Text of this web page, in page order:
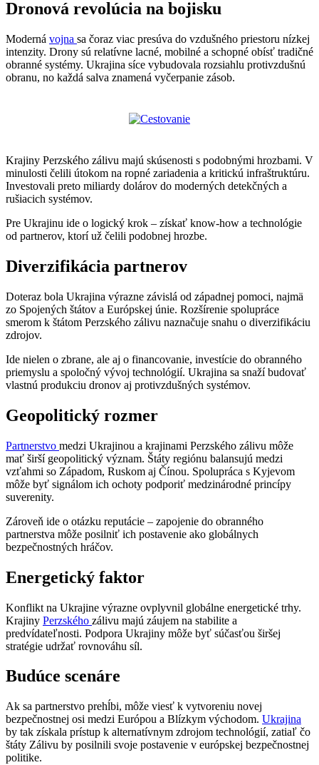
Dronová revolúcia na bojisku
Moderná vojna sa čoraz viac presúva do vzdušného priestoru nízkej
intenzity. Drony sú relatívne lacné, mobilné a schopné obísť tradičné
obranné systémy. Ukrajina síce vybudovala rozsiahlu protivzdušnú
obranu, no každá salva znamená vyčerpanie zásob.
Krajiny Perzského zálivu majú skúsenosti s podobnými hrozbami. V
minulosti čelili útokom na ropné zariadenia a kritickú infraštruktúru.
Investovali preto miliardy dolárov do moderných detekčných a
rušiacich systémov.
Pre Ukrajinu ide o logický krok – získať know-how a technológie
od partnerov, ktorí už čelili podobnej hrozbe.
Diverzifikácia partnerov
Doteraz bola Ukrajina výrazne závislá od západnej pomoci, najmä
zo Spojených štátov a Európskej únie. Rozšírenie spolupráce
smerom k štátom Perzského zálivu naznačuje snahu o diverzifikáciu
zdrojov.
Ide nielen o zbrane, ale aj o financovanie, investície do obranného
priemyslu a spoločný vývoj technológií. Ukrajina sa snaží budovať
vlastnú produkciu dronov aj protivzdušných systémov.
Geopolitický rozmer
Partnerstvo medzi Ukrajinou a krajinami Perzského zálivu môže
mať širší geopolitický význam. Štáty regiónu balansujú medzi
vzťahmi so Západom, Ruskom aj Čínou. Spolupráca s Kyjevom
môže byť signálom ich ochoty podporiť medzinárodné princípy
suverenity.
Zároveň ide o otázku reputácie – zapojenie do obranného
partnerstva môže posilniť ich postavenie ako globálnych
bezpečnostných hráčov.
Energetický faktor
Konflikt na Ukrajine výrazne ovplyvnil globálne energetické trhy.
Krajiny Perzského zálivu majú záujem na stabilite a
predvídateľnosti. Podpora Ukrajiny môže byť súčasťou širšej
stratégie udržať rovnováhu síl.
Budúce scenáre
Ak sa partnerstvo prehĺbi, môže viesť k vytvoreniu novej
bezpečnostnej osi medzi Európou a Blízkym východom. Ukrajina
by tak získala prístup k alternatívnym zdrojom technológií, zatiaľ čo
štáty Zálivu by posilnili svoje postavenie v európskej bezpečnostnej
politike.